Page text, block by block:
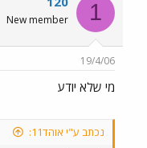
1
New member
19/4/06
מי שלא יודע
נכתב ע"י אוהד11: